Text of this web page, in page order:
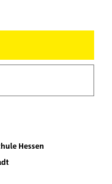
Hessen